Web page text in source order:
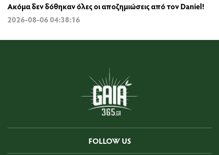
Ακόμα δεν δόθηκαν όλες οι αποζημιώσεις από τον Daniel!
2026-08-06 04:38:16
FOLLOW US